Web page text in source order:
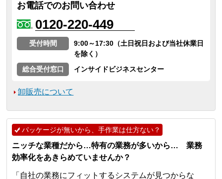
お電話でのお問い合わせ
0120-220-449
受付時間
9:00～17:30（土日祝日および当社休業日
を除く）
総合受付窓口
インサイドビジネスセンター
卸販売について
パッケージが無いから、手作業は仕方ない？
ニッチな業種だから…特有の業務が多いから… 業務
効率化をあきらめていませんか？
「自社の業務にフィットするシステムが見つからな